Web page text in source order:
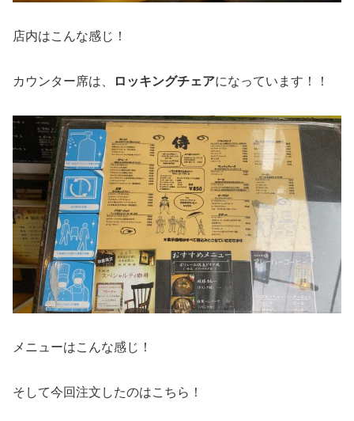
店内はこんな感じ！
カウンター席は、 ロッキングチェアになっています！！
メニューはこんな感じ！
そして今回注文したのはこちら！